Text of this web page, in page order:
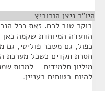
היו"ר ניצן הורוביץ
בוקר טוב לכם. זאת ככל
הוועדה המיוחדת שקמה
כפול, גם משבר פוליטי, גם
חסרת תקדים כשכל מערכת
מיליון תלמידים – למרות
להיות בטוחים בעניין.